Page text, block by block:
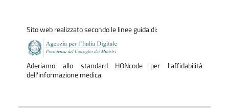
Sito web realizzato secondo le linee guida di:
Aderiamo allo standard HONcode per l'affidabilità
dell'informazione medica.